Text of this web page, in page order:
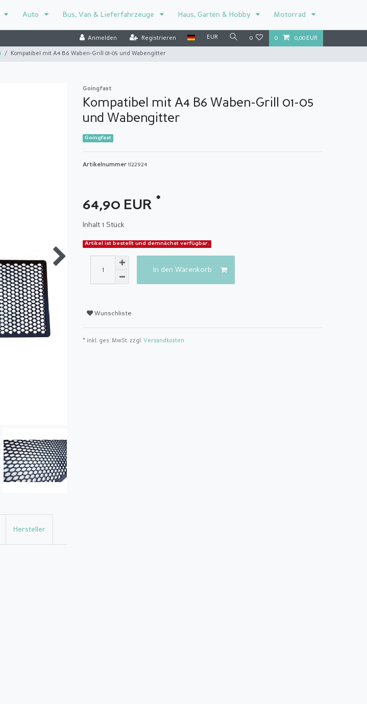
Auto Bus, Van & Lieferfahrzeuge Haus, Garten & Hobby Motorrad
Anmelden Registrieren EUR 0 0 0,00 EUR
Kompatibel mit A4 B6 Waben-Grill 01-05 und Wabengitter
Goingfast
Kompatibel mit A4 B6 Waben-Grill 01-05
und Wabengitter
Goingfast
Artikelnummer 1122924
64,90 EUR *
Inhalt 1 Stück
Artikel ist bestellt und demnächst verfügbar.
In den Warenkorb
Wunschliste
* inkl. ges. MwSt. zzgl. Versandkosten
Hersteller